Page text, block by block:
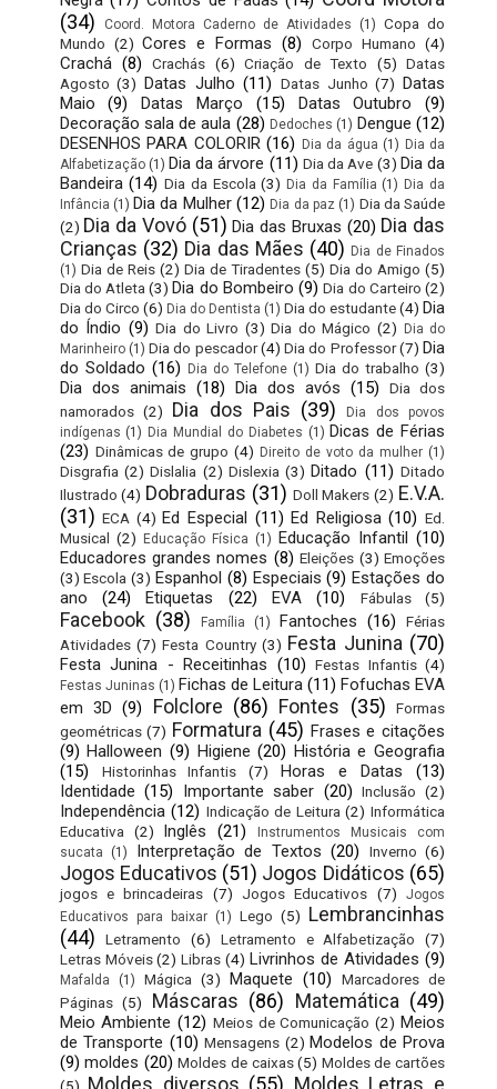
(34)
Coord. Motora Caderno de Atividades (1) Copa do
Mundo (2) Cores e Formas (8) Corpo Humano (4)
Crachá (8) Crachás (6) Criação de Texto (5) Datas
Agosto (3) Datas Julho (11) Datas Junho (7)
Datas
Maio
(9) Datas Março (15) Datas Outubro
(9)
Decoração sala de aula (28) Dedoches (1) Dengue (12)
DESENHOS PARA COLORIR (16) Dia da água (1) Dia da
Alfabetização (1) Dia da árvore (11) Dia da Ave (3) Dia da
Bandeira (14) Dia da Escola (3) Dia da Família (1) Dia da
Infância (1) Dia da Mulher (12) Dia da paz (1) Dia da Saúde
(2) Dia da Vovó (51) Dia das Bruxas (20) Dia das
Crianças (32) Dia das Mães (40) Dia de Finados
(1) Dia de Reis (2) Dia de Tiradentes (5) Dia do Amigo (5)
Dia do Atleta (3) Dia do Bombeiro (9) Dia do Carteiro (2)
Dia do Circo (6) Dia do Dentista (1) Dia do estudante(4) Dia
do Índio (9) Dia do Livro (3) Dia do Mágico (2)
Dia do
Marinheiro (1) Dia do pescador (4) Dia do Professor (7) Dia
do Soldado (16) Dia do Telefone (1) Dia do trabalho (3)
Dia dos animais (18) Dia dos avós (15)
Dia dos
namorados (2) Dia dos Pais (39)
Dia dos povos
indígenas (1) Dia Mundial do Diabetes (1) Dicas de Férias
(23) Dinâmicas de grupo (4) Direito de voto da mulher (1)
Disgrafia (2) Dislalia (2) Dislexia (3) Ditado (11) Ditado
Ilustrado (4) Dobraduras (31) Doll Makers (2) E.V.A.
(31) ECA (4) Ed Especial (11) Ed Religiosa (10) Ed.
Musical (2) Educação Física (1) Educação Infantil
(10)
Educadores grandes nomes (8) Eleições (3) Emoções
(3) Escola (3) Espanhol (8) Especiais (9) Estações do
ano
(24) Etiquetas (22) EVA (10) Fábulas (5)
Facebook (38) Família (1) Fantoches (16)
Férias
Atividades (7) Festa Country (3) Festa Junina (70)
Festa Junina - Receitinhas (10) Festas Infantis (4)
Festas Juninas (1) Fichas de Leitura (11) Fofuchas EVA
em 3D (9) Folclore (86) Fontes (35)
Formas
geométricas (7) Formatura (45) Frases e citações
(9) Halloween (9) Higiene (20) História e Geografia
(15)
Historinhas Infantis (7) Horas e Datas
(13)
Identidade (15) Importante saber (20) Inclusão (2)
Independência (12) Indicação de Leitura (2) Informática
Educativa (2) Inglês (21)
Instrumentos Musicais com
sucata
(1) Interpretação de Textos (20) Inverno (6)
Jogos Educativos (51) Jogos Didáticos (65)
jogos e brincadeiras (7) Jogos Educativos (7)
Jogos
Educativos para baixar (1) Lego (5) Lembrancinhas
(44)
Letramento (6) Letramento e Alfabetização
(7)
Letras Móveis (2) Libras (4) Livrinhos de Atividades (9)
Mafalda (1) Mágica (3) Maquete (10)
Marcadores de
Páginas (5) Máscaras (86) Matemática (49)
Meio Ambiente (12) Meios de Comunicação (2) Meios
de Transporte (10) Mensagens (2) Modelos de Prova
(9) moldes (20) Moldes de caixas (5) Moldes de cartões